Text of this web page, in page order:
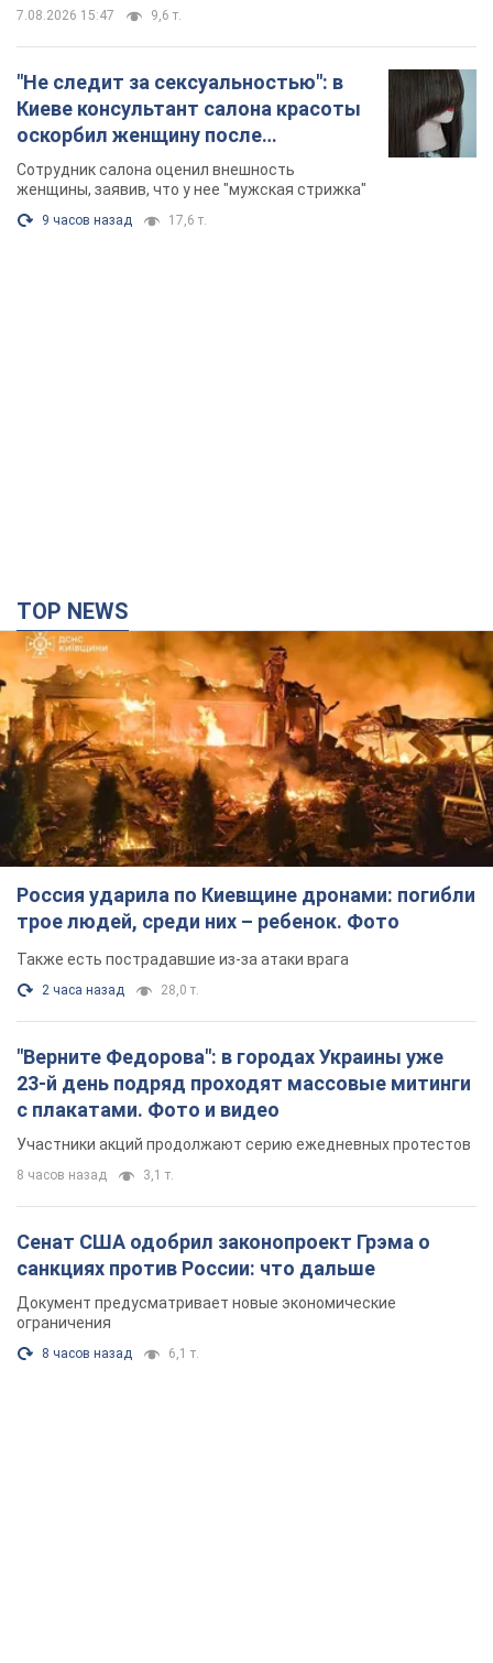
7.08.2026 15:47 9,6 т.
"Не следит за сексуальностью": в
Киеве консультант салона красоты
оскорбил женщину после
химиотерапии, разгорелся скандал.
Фото
Сотрудник салона оценил внешность
женщины, заявив, что у нее "мужская стрижка"
9 часов назад 17,6 т.
TOP NEWS
Россия ударила по Киевщине дронами: погибли
трое людей, среди них – ребенок. Фото
Также есть пострадавшие из-за атаки врага
2 часа назад 28,0 т.
"Верните Федорова": в городах Украины уже
23-й день подряд проходят массовые митинги
с плакатами. Фото и видео
Участники акций продолжают серию ежедневных протестов
8 часов назад 3,1 т.
Сенат США одобрил законопроект Грэма о
санкциях против России: что дальше
Документ предусматривает новые экономические
ограничения
8 часов назад 6,1 т.